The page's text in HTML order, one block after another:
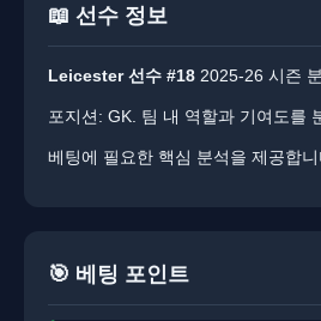
📖 선수 정보
Leicester 선수 #18 2025-26 시즌
포지션: GK. 팀 내 역할과 기여도를
베팅에 필요한 핵심 분석을 제공합니
🎯 베팅 포인트